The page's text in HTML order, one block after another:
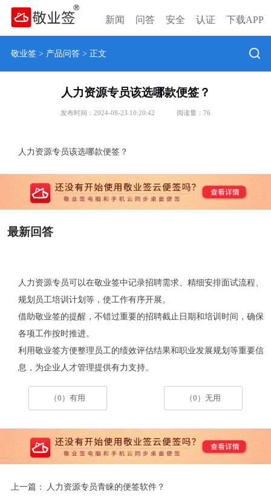
新闻 问答 安全 认证 下载APP
敬业签> 产品问答> 正文
人力资源专员该选哪款便签？
发布时间：2024-08-23 10:20:42 阅读量： 76
人力资源专员该选哪款便签？
最新回答
人力资源专员可以在敬业签中记录招聘需求、精细安排面试流程、
规划员工培训计划等，使工作有序开展。
借助敬业签的提醒，不错过重要的招聘截止日期和培训时间，确保
各项工作按时推进。
利用敬业签方便整理员工的绩效评估结果和职业发展规划等重要信
息，为企业人才管理提供有力支持。
（0）有用 （0）无用
上一篇： 人力资源专员青睐的便签软件？